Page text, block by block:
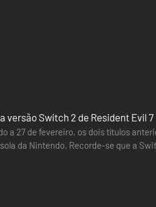
versão Switch 2 de Resident Evil 7
a 27 de fevereiro, os dois títulos
da Nintendo. Recorde-se que a
uma análise desta…